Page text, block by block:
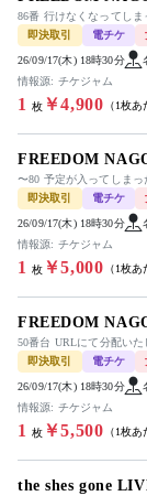
86番 行けなくなってしま
即決取引
電チケ
26/09/17(木) 18時30分
情報源: チケジャム
1 枚￥4,900 （1枚あ
FREEDOM
〜80 予定が入ってしまっ
即決取引
電チケ
26/09/17(木) 18時30分
情報源: チケジャム
1 枚￥5,000 （1枚あ
FREEDOM
50番台 URLにて分配いた
即決取引
電チケ
26/09/17(木) 18時30分
情報源: チケジャム
1 枚￥5,500 （1枚あ
the shes gone